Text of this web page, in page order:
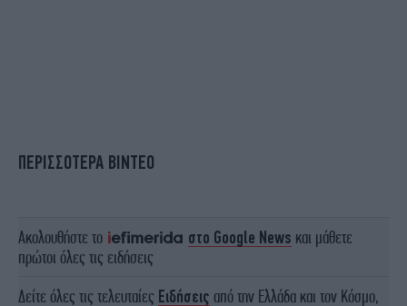
ΠΕΡΙΣΣΟΤΕΡΑ ΒΙΝΤΕΟ
Ακολουθήστε το στο Google News και μάθετε
πρώτοι όλες τις ειδήσεις
Δείτε όλες τις τελευταίες Ειδήσεις από την Ελλάδα και τον Κόσμο,